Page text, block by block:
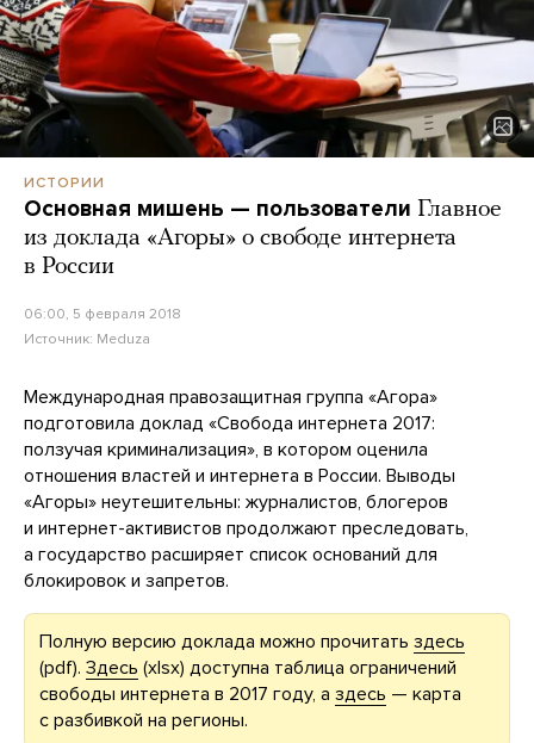
ИСТОРИИ
Основная мишень — пользователи Главное
из доклада «Агоры» о свободе интернета
в России
06:00, 5 февраля 2018
Источник: Meduza
Международная правозащитная группа «Агора»
подготовила доклад «Свобода интернета 2017:
ползучая криминализация», в котором оценила
отношения властей и интернета в России. Выводы
«Агоры» неутешительны: журналистов, блогеров
и интернет-активистов продолжают преследовать,
а государство расширяет список оснований для
блокировок и запретов.
Полную версию доклада можно прочитать здесь
(pdf). Здесь (xlsx) доступна таблица ограничений
свободы интернета в 2017 году, а здесь — карта
с разбивкой на регионы.